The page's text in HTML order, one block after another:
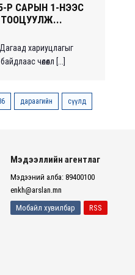
Р САРЫН 1-НЭЭС
хариуцлагыг
чөлөөлл [...]
дараагийн сүүлд
Мэдээллийн агентлаг
Мэдээний алба: 89400100
enkh@arslan.mn
Мобайл хувилбар
RSS